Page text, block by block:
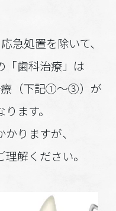
急処置を除いて、
「歯科治療」は
療（下記①～③）が
ます。
りますが、
解ください。